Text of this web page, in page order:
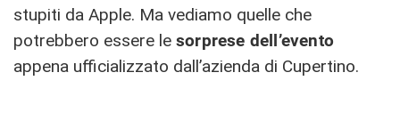
stupiti da Apple. Ma vediamo quelle che
potrebbero essere le sorprese dell’evento
appena ufficializzato dall’azienda di Cupertino.